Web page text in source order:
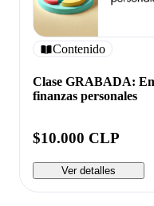
Contenido
Clase GRABADA:
finanzas personales
$10.000 CLP
Ver detalles